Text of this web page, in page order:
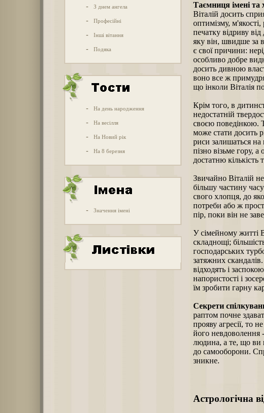
- З днем ангела
- Професійні
- Інші вітання
- Подяка
- На день народження
- На весілля
- На Новий рік
- На 8 березня
- Значення імені
Таємниця імені та
Віталій досить
оптимізму,
печатку відриву від
яку він, швидше за
є свої причини:
особливо добре
досить дивною
воно все ж
що інколи Віталія
Крім того, в
недостатній
своєю поведінкою.
може стати досить
риси залишаться на
пізно візьме гору,
достатню кількість
Звичайно Віталій
більшу частину
свого хлопця, до
потреби або ж
пір, поки він не
У сімейному житті
складнощі;
господарських
затяжних
відходять і
напористості і
їм зробити гарну
Секрети
раптом почне
прояву агресії, то
його невдоволення
людина, а те, що ви
до самооборони.
зникне.
Астрологічна